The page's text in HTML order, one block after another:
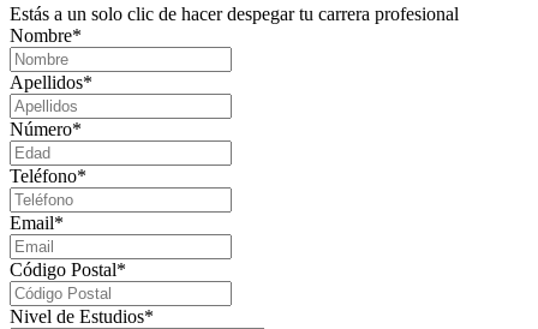
Estás a un solo clic de hacer despegar tu carrera profesional
Nombre*
Apellidos*
Número*
Teléfono*
Email*
Código Postal*
Nivel de Estudios*